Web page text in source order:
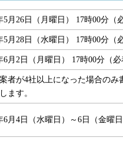
5月26日（月曜日） 17時00分（
5月28日（水曜日） 17時00分（
6月2日（月曜日） 17時00分（必
者が4社以上になった場合の
ます。
6月4日（水曜日）～6日（金曜